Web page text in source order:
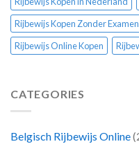
Rijbewijs Kopen Zonder Examen
Rijbewijs Online Kopen
CATEGORIES
Belgisch Rijbewijs Online